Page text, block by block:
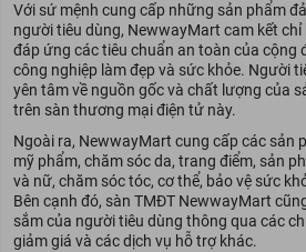
Với sứ mệnh cung cấp những sản phẩm
người tiêu dùng, NewwayMart cam kết
đáp ứng các tiêu chuẩn an toàn của cộng
công nghiệp làm đẹp và sức khỏe. Người
yên tâm về nguồn gốc và chất lượng của
trên sàn thương mại điện tử này.
Ngoài ra, NewwayMart cung cấp các sản
mỹ phẩm, chăm sóc da, trang điểm, sản
và nữ, chăm sóc tóc, cơ thể, bảo vệ sức
Bên cạnh đó, sàn TMĐT NewwayMart
sắm của người tiêu dùng thông qua các
giảm giá và các dịch vụ hỗ trợ khác.